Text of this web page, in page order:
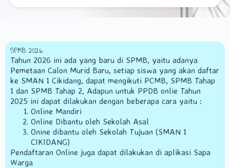
SPMB 2026
Tahun 2026 ini ada yang baru di SPMB, yaitu adanya
Pemetaan Calon Murid Baru, setiap siswa yang akan daftar
ke SMAN 1 Cikidang, dapat mengikuti PCMB, SPMB Tahap
1 dan SPMB Tahap 2, Adapun untuk PPDB onlie Tahun
2025 ini dapat dilakukan dengan beberapa cara yaitu :
Online Mandiri
Online Dibantu oleh Sekolah Asal
Onine dibantu oleh Sekolah Tujuan (SMAN 1
CIKIDANG)
Pendaftaran Online juga dapat dilakukan di aplikasi Sapa
Warga